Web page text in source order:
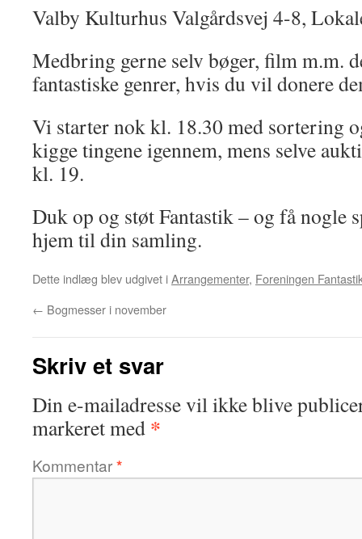
Valby Kulturhus Valgårdsvej 4-8,
Medbring gerne selv bøger, film m.m.
fantastiske genrer, hvis du vil donere
Vi starter nok kl. 18.30 med sortering
kigge tingene igennem, mens selve
kl. 19.
Duk op og støt Fantastik – og få nogle
hjem til din samling.
Dette indlæg blev udgivet iArrangementer, Foreningen
← Bogmesser i november
Skriv et svar
Din e-mailadresse vil ikke blive
markeret med *
Kommentar*